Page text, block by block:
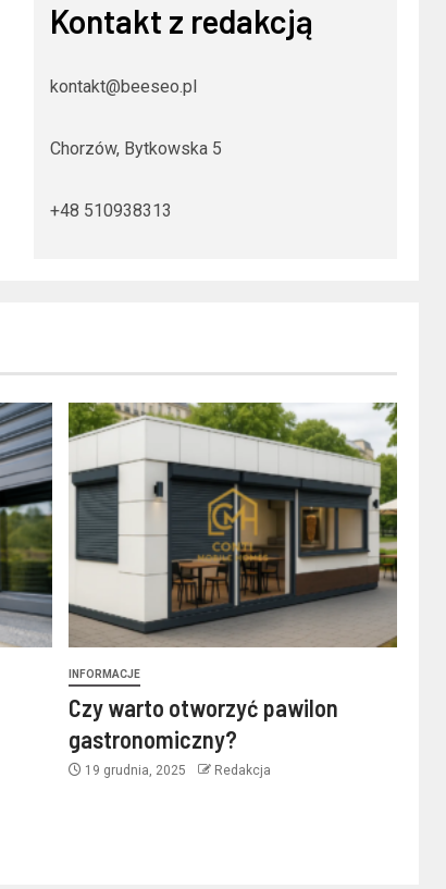
Kontakt z redakcją
kontakt@beeseo.pl
Chorzów, Bytkowska 5
+48 510938313
INFORMACJE
Czy warto otworzyć pawilon
gastronomiczny?
19 grudnia, 2025 Redakcja